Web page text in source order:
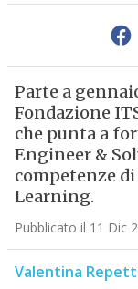
Parte a
Fondazione
che punta a
Engineer &
competenze
Learning.
Pubblicato il 11 Dic
Valentina